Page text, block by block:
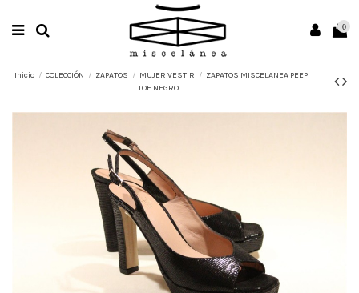
0
Inicio COLECCIÓN ZAPATOS MUJER VESTIR
ZAPATOS MISCELANEA PEEP
TOE NEGRO